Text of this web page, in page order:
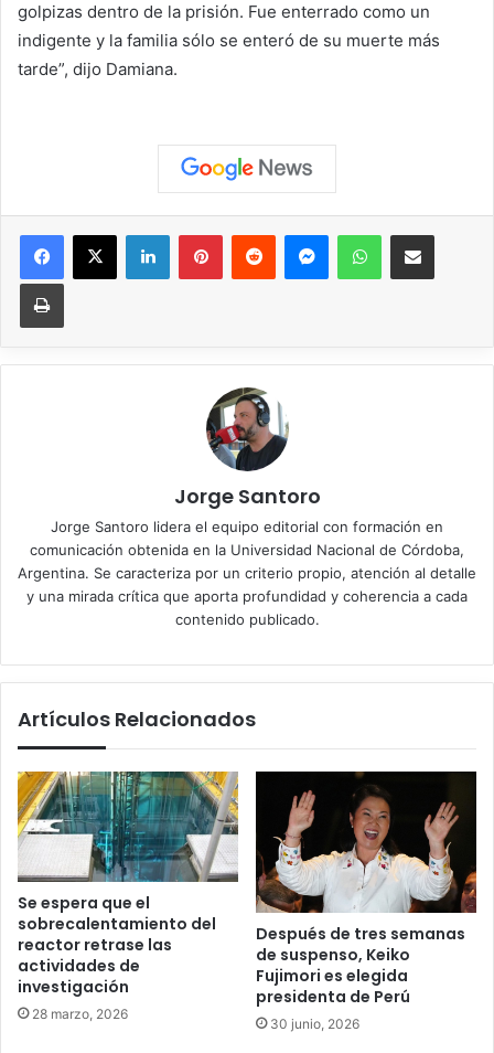
golpizas dentro de la prisión. Fue enterrado como un
indigente y la familia sólo se enteró de su muerte más
tarde”, dijo Damiana.
Facebook
X LinkedInPinterestReddit MessengerWhatsAppCompartir vía correo
Imprimir
Jorge Santoro
Jorge Santoro lidera el equipo editorial con formación en
comunicación obtenida en la Universidad Nacional de Córdoba,
Argentina. Se caracteriza por un criterio propio, atención al detalle
y una mirada crítica que aporta profundidad y coherencia a cada
contenido publicado.
Artículos Relacionados
Se espera que el
sobrecalentamiento del
reactor retrase las
actividades de
investigación
28 marzo, 2026
Después de tres semanas
de suspenso, Keiko
Fujimori es elegida
presidenta de Perú
30 junio, 2026